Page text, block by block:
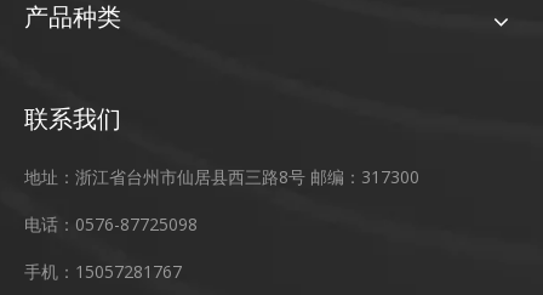
产品种类
联系我们
地址：浙江省台州市仙居县西三路8号 邮编：317300
电话：0576-87725098
手机：15057281767